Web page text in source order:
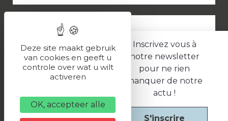
Inscrivez vous à
notre newsletter
pour ne rien
manquer de notre
actu !
S'inscrire
ESPACE PRESSE
LES PARTENAIRES
Politique de confidentialité
Une réalisation
Deze site maakt gebruik
van cookies en geeft u
controle over wat u wilt
activeren
OK, accepteer alle